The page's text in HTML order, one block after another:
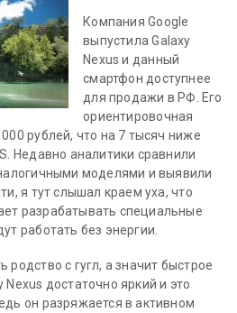
Компания Google
выпустила Galaxy
Nexus и данный
смартфон доступнее
для продажи в РФ. Его
ориентировочная
рублей, что на 7 тысяч ниже
Недавно аналитики сравнили
моделями и выявили
я тут слышал краем уха, что
разрабатывать специальные
работать без энергии.
родство с гугл, а значит быстрое
достаточно яркий и это
он разряжается в активном